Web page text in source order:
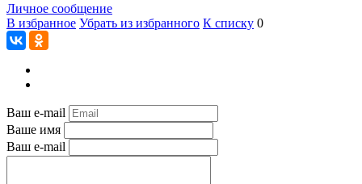
Личное сообщение
В избранное Убрать из избранного К списку 0
Ваш e-mail
Ваше имя
Ваш e-mail